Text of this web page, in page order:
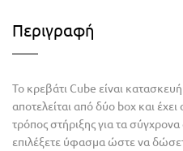
Περιγραφή
Το κρεβάτι Cube είναι
αποτελείται από δύο box και
τρόπος στήριξης για τα
επιλέξετε ύφασμα ώστε να